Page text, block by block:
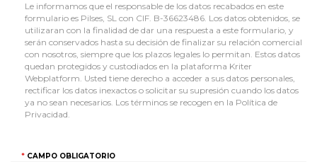
Le informamos que el responsable de los datos recabados en este
formulario es Pilses, SL con CIF. B-36623486. Los datos obtenidos, se
utilizaran con la finalidad de dar una respuesta a este formulario, y
serán conservados hasta su decisión de finalizar su relación comercial
con nosotros, siempre que los plazos legales lo permitan. Estos datos
quedan protegidos y custodiados en la plataforma Kriter
Webplatform. Usted tiene derecho a acceder a sus datos personales,
rectificar los datos inexactos o solicitar su supresión cuando los datos
ya no sean necesarios. Los términos se recogen en la Política de
Privacidad.
CAMPO OBLIGATORIO